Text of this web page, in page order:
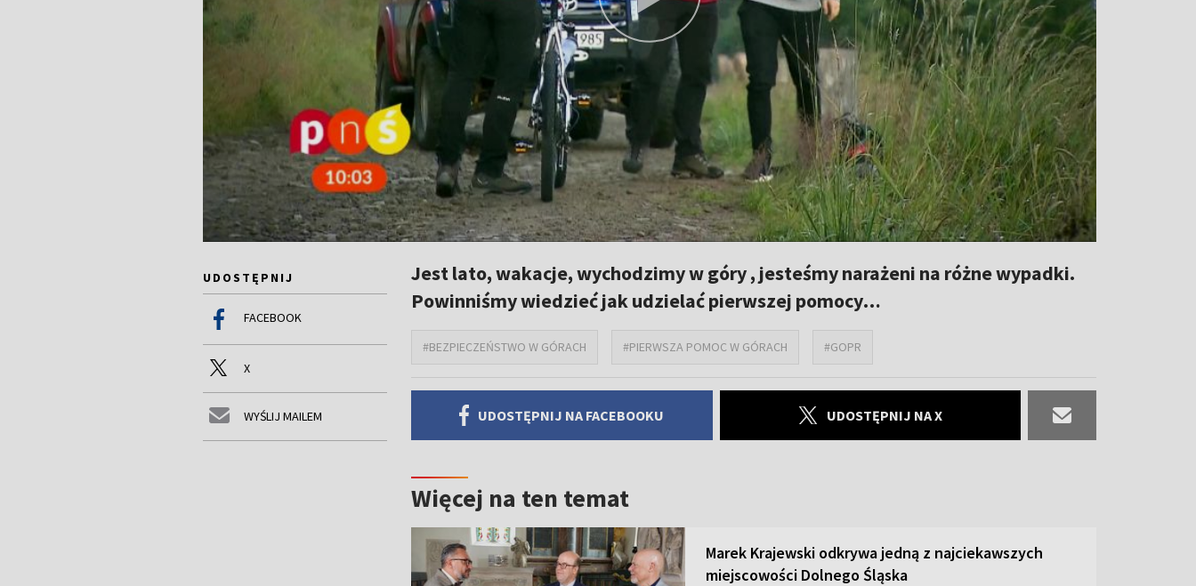
UDOSTĘPNIJ
FACEBOOK
X
WYŚLIJ MAILEM
Jest lato, wakacje, wychodzimy w góry , jesteśmy narażeni na różne wypadki.
Powinniśmy wiedzieć jak udzielać pierwszej pomocy…
#BEZPIECZEŃSTWO W GÓRACH #PIERWSZA POMOC W GÓRACH #GOPR
UDOSTĘPNIJ NA FACEBOOKU UDOSTĘPNIJ NA X
Więcej na ten temat
Marek Krajewski odkrywa jedną z najciekawszych
miejscowości Dolnego Śląska